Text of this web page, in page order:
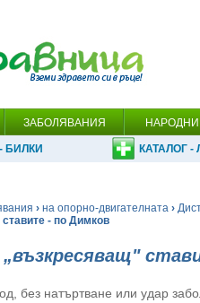
ЗАБОЛЯВАНИЯ
БИЛКИ КАТАЛОГ -
› на опорно-двигателната ›
- по Димков
„възкресяващ"
без натъртване или удар